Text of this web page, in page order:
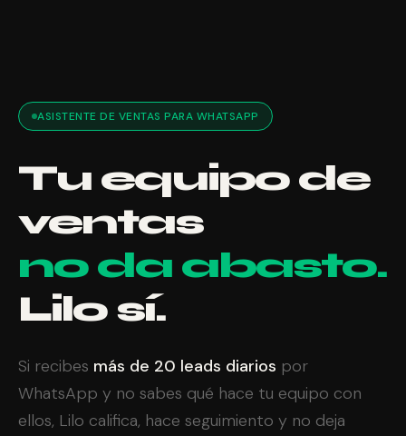
ASISTENTE DE VENTAS PARA WHATSAPP
Tu equipo de
ventas
no da abasto.
Lilo sí.
Si recibes más de 20 leads diarios por
WhatsApp y no sabes qué hace tu equipo con
ellos, Lilo califica, hace seguimiento y no deja